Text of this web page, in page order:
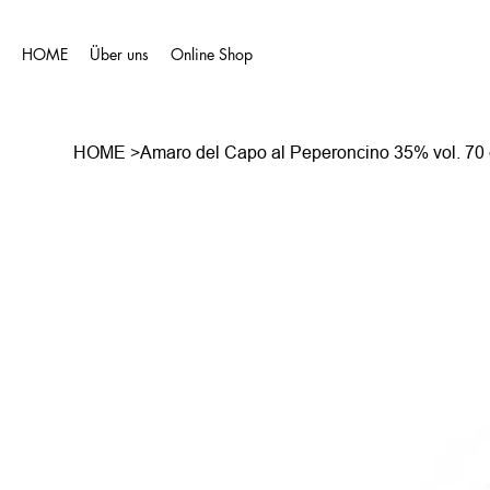
HOME Über uns Online Shop
HOME >Amaro del Capo al Peperoncino 35% vol. 70